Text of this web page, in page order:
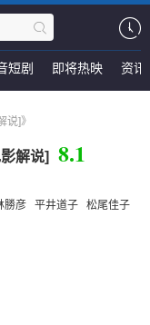
短剧 即将热映 资讯
说]》
解说] 8.1
勝彦 平井道子
松尾佳子